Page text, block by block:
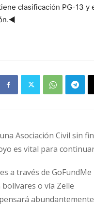
clasificación PG-13 y
Asociación Civil sin
es vital para
a través de GoFundMe
o vía Zelle